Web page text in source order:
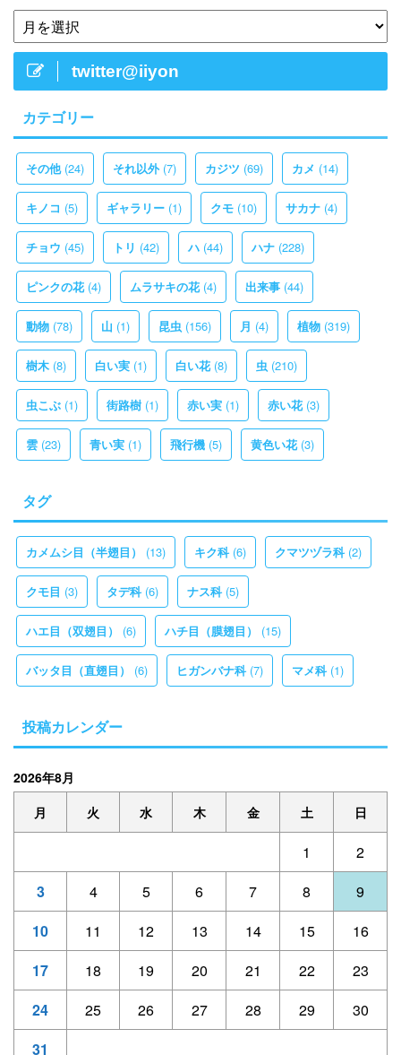
twitter@iiyon
カテゴリー
その他(24) それ以外 (7) カジツ (69) カメ (14)
キノコ (5) ギャラリー (1) クモ (10) サカナ (4)
チョウ (45) トリ (42) ハ (44) ハナ (228)
ピンクの花(4) ムラサキの花(4) 出来事 (44)
動物 (78) 山 (1) 昆虫 (156) 月 (4) 植物 (319)
樹木 (8) 白い実 (1) 白い花(8) 虫 (210)
虫こぶ (1) 街路樹 (1) 赤い実 (1) 赤い花(3)
雲 (23) 青い実 (1) 飛行機 (5) 黄色い花(3)
タグ
カメムシ目（半翅目） (13) キク科(6) クマツヅラ科(2)
クモ目 (3) タデ科(6) ナス科(5)
ハエ目（双翅目） (6) ハチ目（膜翅目） (15)
バッタ目（直翅目） (6) ヒガンバナ科(7) マメ科(1)
投稿カレンダー
2026年8月
月
火 水 木 金 土 日
1
2
3
4 5 6 7 8
9
10
11 12 13 14 15
16
17
18 19 20 21 22
23
24
25 26 27 28 29
30
31